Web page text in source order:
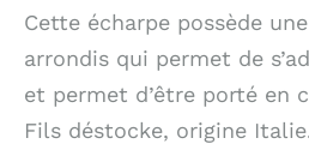
Cette écharpe possède
arrondis qui permet de
et permet d’être porté en
Fils déstocke, origine